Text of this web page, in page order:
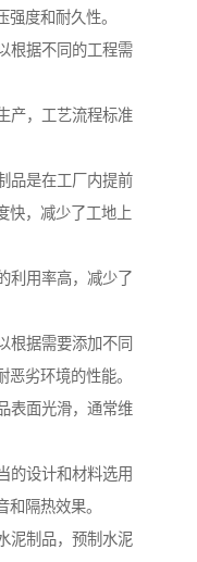
度和耐久性。
根据不同的工程需
产，工艺流程标准
品是在工厂内提前
快，减少了工地上
利用率高，减少了
根据需要添加不同
劣环境的性能。
表面光滑，通常维
的设计和材料选用
隔热效果。
泥制品，预制水泥